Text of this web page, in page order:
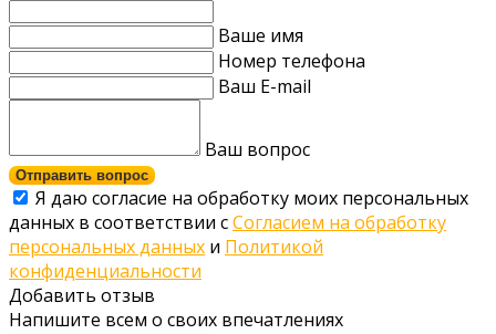
Ваше имя
Номер телефона
Ваш E-mail
Ваш вопрос
Отправить вопрос
Я даю согласие на обработку моих персональных
данных в соответствии сСогласием на обработку
персональных данных и Политикой
конфиденциальности
Добавить отзыв
Напишите всем о своих впечатлениях